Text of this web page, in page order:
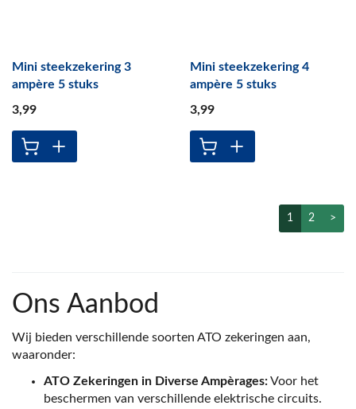
Mini steekzekering 3
ampère 5 stuks
3,99
Mini steekzekering 4
ampère 5 stuks
3,99
1 2 >
Ons Aanbod
Wij bieden verschillende soorten ATO zekeringen aan,
waaronder:
ATO Zekeringen in Diverse Ampèrages:Voor het
beschermen van verschillende elektrische circuits.